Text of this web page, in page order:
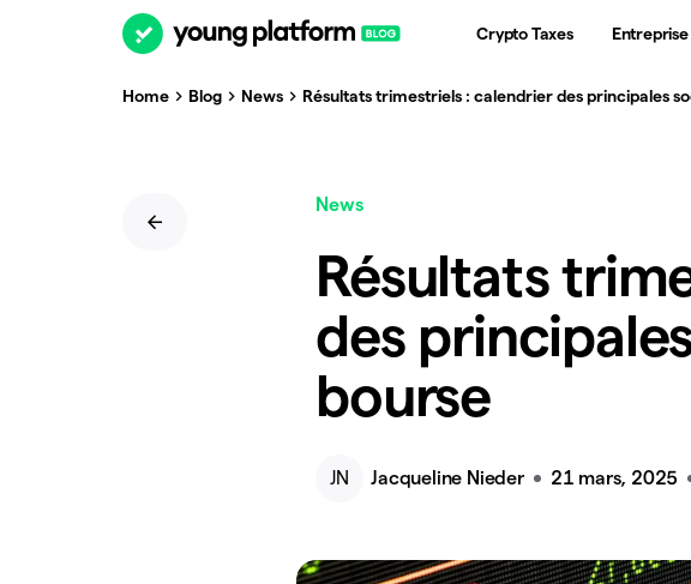
Crypto Taxes Entreprise
Home Blog News Résultats trimestriels : calendrier des principales
News
Résultats
des
bourse
JN Jacqueline Nieder 21 mars, 2025